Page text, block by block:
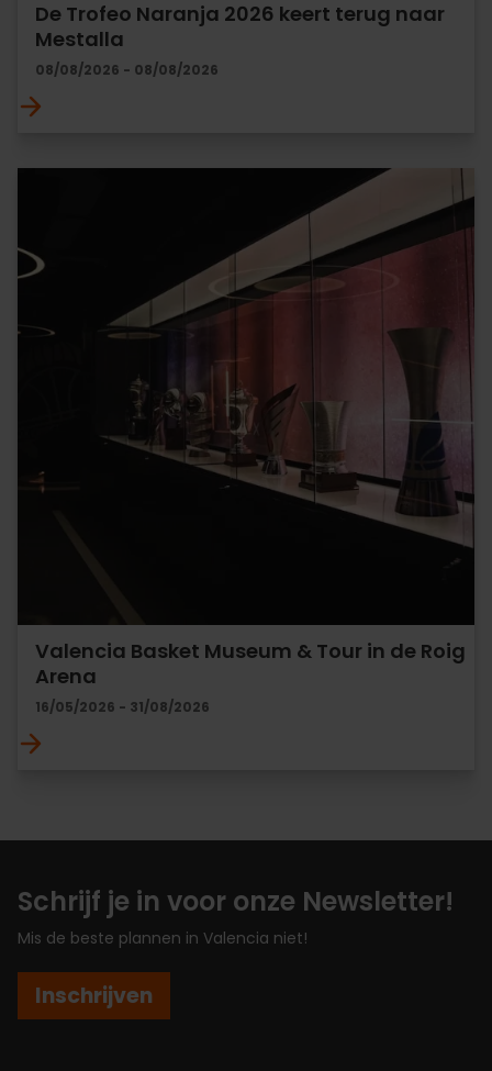
De Trofeo Naranja 2026 keert terug naar
Mestalla
08/08/2026 - 08/08/2026
Valencia Basket Museum & Tour in de Roig
Arena
16/05/2026 - 31/08/2026
Schrijf je in voor onze Newsletter!
Mis de beste plannen in Valencia niet!
Inschrijven